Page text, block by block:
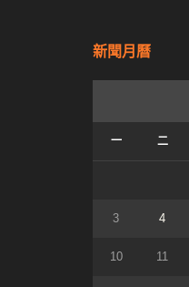
新聞月曆
一 二
3 4
10 11